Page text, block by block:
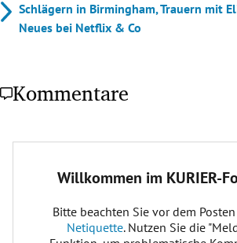
Schlägern in Birmingham, Trauern mit
Neues bei Netflix & Co
Kommentare